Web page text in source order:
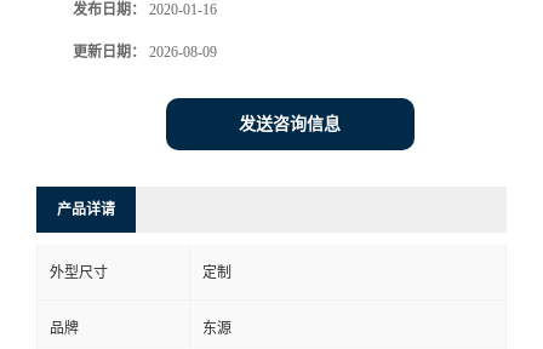
发布日期： 2020-01-16
更新日期： 2026-08-09
发送咨询信息
产品详请
外型尺寸 定制
品牌 东源